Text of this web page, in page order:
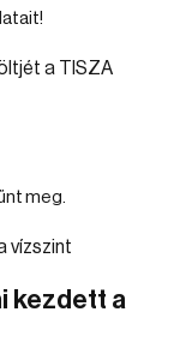
meg.
kezdett a